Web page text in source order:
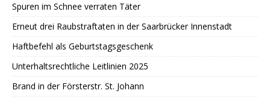
Spuren im Schnee verraten Täter
Erneut drei Raubstraftaten in der Saarbrücker Innenstadt
Haftbefehl als Geburtstagsgeschenk
Unterhaltsrechtliche Leitlinien 2025
Brand in der Försterstr. St. Johann